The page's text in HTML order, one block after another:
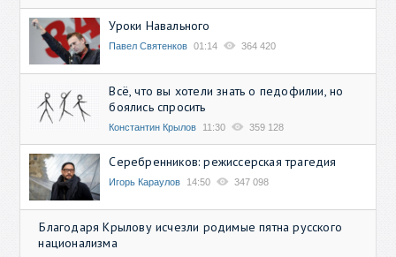
Уроки Навального
Павел Святенков 01:14 364 420
Всё, что вы хотели знать о педофилии, но
боялись спросить
Константин Крылов 11:30 359 128
Серебренников: режиссерская трагедия
Игорь Караулов 14:50 347 098
Благодаря Крылову исчезли родимые пятна русского
национализма